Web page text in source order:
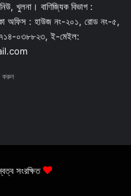
খুলনা। বাণিজ্যিক বিভাগ :
অফিস : হাউজ নং-২০১, রোড নং-৫,
০৩৮৮২৩, ই-মেইল:
করুন
সংরক্ষিত